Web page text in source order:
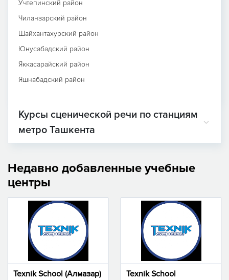
Учтепинский район
Чиланзарский район
Шайхантахурский район
Юнусабадский район
Яккасарайский район
Яшнабадский район
Курсы сценической речи по станциям
метро Ташкента
Недавно добавленные учебные
центры
Texnik School (Алмазар)
Texnik School